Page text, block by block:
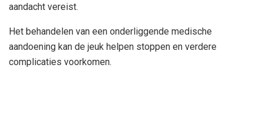
aandacht vereist.
Het behandelen van een onderliggende medische
aandoening kan de jeuk helpen stoppen en verdere
complicaties voorkomen.